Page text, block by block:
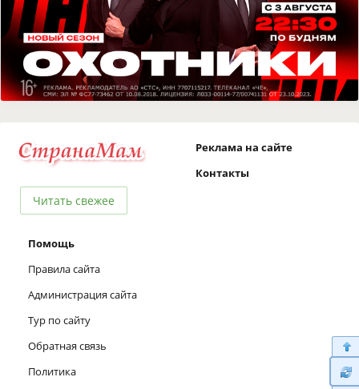
Читать свежее
Реклама на сайте
Контакты
Помощь
Правила сайта
Администрация сайта
Тур по сайту
Обратная связь
Политика